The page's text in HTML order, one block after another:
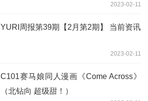
2023-02-11
YURI周报第39期【2月第2期】 当前资讯
2023-02-11
C101赛马娘同人漫画《Come Across》
（北钻向 超级甜！）